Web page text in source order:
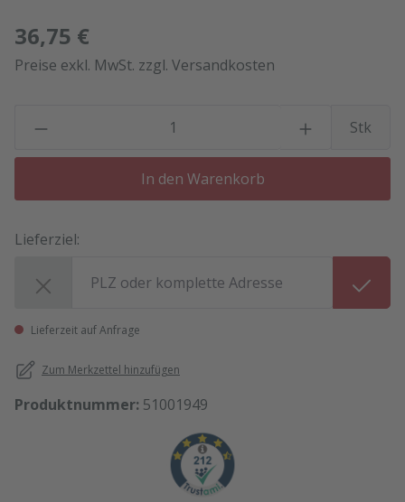
36,75 €
Preise exkl. MwSt. zzgl. Versandkosten
Stk
In den Warenkorb
Lieferziel:
Lieferzeit auf Anfrage
Zum Merkzettel hinzufügen
Produktnummer: 51001949